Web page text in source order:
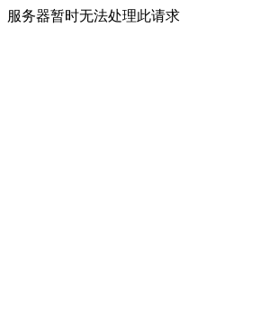
服务器暂时无法处理此请求